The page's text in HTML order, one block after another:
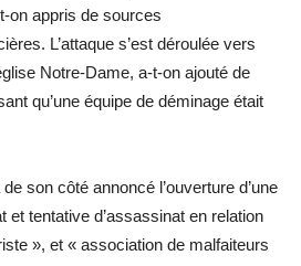
on appris de sources
L’attaque s’est déroulée vers
Notre-Dame, a-t-on ajouté de
qu’une équipe de déminage était
son côté annoncé l’ouverture d’une
et tentative d’assassinat en relation
», et « association de malfaiteurs